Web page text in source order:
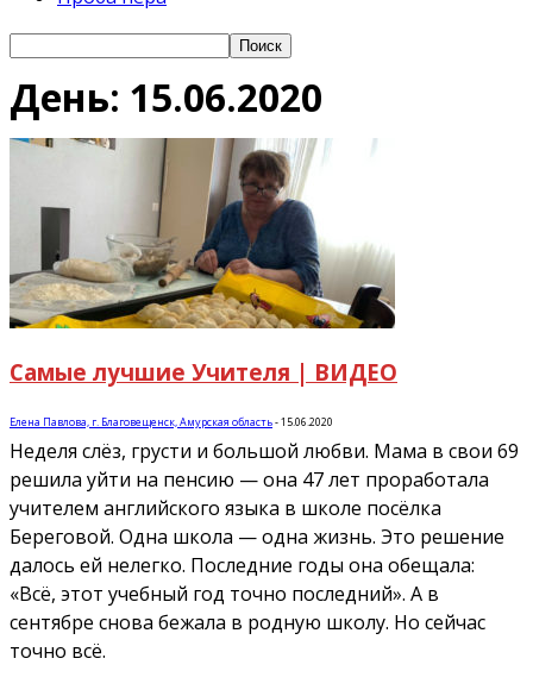
День: 15.06.2020
Самые лучшие Учителя | ВИДЕО
Елена Павлова, г. Благовещенск, Амурская область-15.06.2020
Неделя слёз, грусти и большой любви. Мама в свои 69
решила уйти на пенсию — она 47 лет проработала
учителем английского языка в школе посёлка
Береговой. Одна школа — одна жизнь. Это решение
далось ей нелегко. Последние годы она обещала:
«Всё, этот учебный год точно последний». А в
сентябре снова бежала в родную школу. Но сейчас
точно всё.